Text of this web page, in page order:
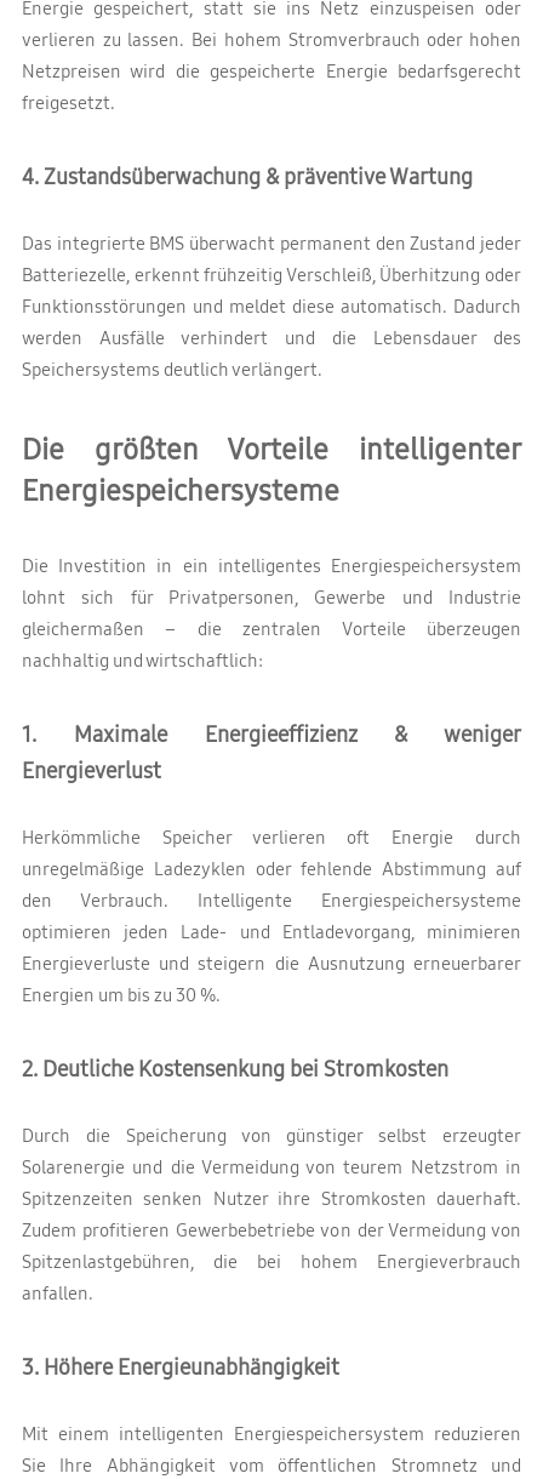
Energie gespeichert, statt sie ins Netz einzuspeisen oder
verlieren zu lassen. Bei hohem Stromverbrauch oder hohen
Netzpreisen wird die gespeicherte Energie bedarfsgerecht
freigesetzt.
4. Zustandsüberwachung & präventive Wartung
Das integrierte BMS überwacht permanent den Zustand jeder
Batteriezelle, erkennt frühzeitig Verschleiß, Überhitzung oder
Funktionsstörungen und meldet diese automatisch. Dadurch
werden Ausfälle verhindert und die Lebensdauer des
Speichersystems deutlich verlängert.
Die größten Vorteile intelligenter
Energiespeichersysteme
Die Investition in ein intelligentes Energiespeichersystem
lohnt sich für Privatpersonen, Gewerbe und Industrie
gleichermaßen – die zentralen Vorteile überzeugen
nachhaltig und wirtschaftlich:
1. Maximale Energieeffizienz & weniger
Energieverlust
Herkömmliche Speicher verlieren oft Energie durch
unregelmäßige Ladezyklen oder fehlende Abstimmung auf
den Verbrauch. Intelligente Energiespeichersysteme
optimieren jeden Lade- und Entladevorgang, minimieren
Energieverluste und steigern die Ausnutzung erneuerbarer
Energien um bis zu 30 %.
2. Deutliche Kostensenkung bei Stromkosten
Durch die Speicherung von günstiger selbst erzeugter
Solarenergie und die Vermeidung von teurem Netzstrom in
Spitzenzeiten senken Nutzer ihre Stromkosten dauerhaft.
Zudem profitieren Gewerbebetriebe von der Vermeidung von
Spitzenlastgebühren, die bei hohem Energieverbrauch
anfallen.
3. Höhere Energieunabhängigkeit
Mit einem intelligenten Energiespeichersystem reduzieren
Sie Ihre Abhängigkeit vom öffentlichen Stromnetz und